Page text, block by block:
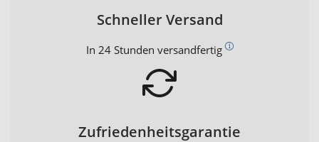
Schneller Versand
In 24 Stunden versandfertig
Zufriedenheitsgarantie